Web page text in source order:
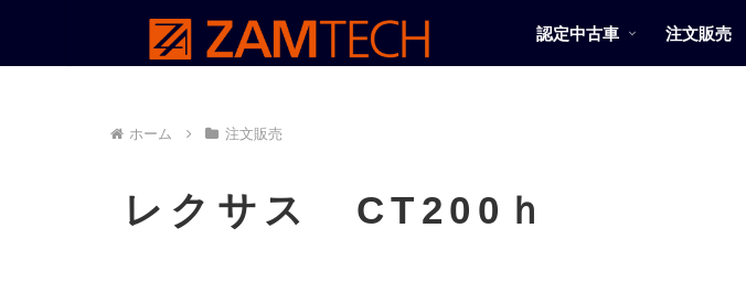
認定中古車 注文販売
ホーム 注文販売
レクサス CT200ｈ